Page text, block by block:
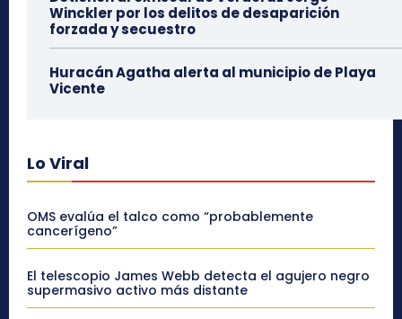
Winckler por los delitos de desaparición
forzada y secuestro
Huracán Agatha alerta al municipio de Playa
Vicente
Lo Viral
OMS evalúa el talco como “probablemente
cancerígeno”
El telescopio James Webb detecta el agujero negro
supermasivo activo más distante